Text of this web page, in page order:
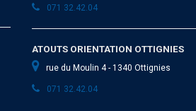
071 32.42.04
ATOUTS ORIENTATION OTTIGNIES
rue du Moulin 4 - 1340 Ottignies
071 32.42.04